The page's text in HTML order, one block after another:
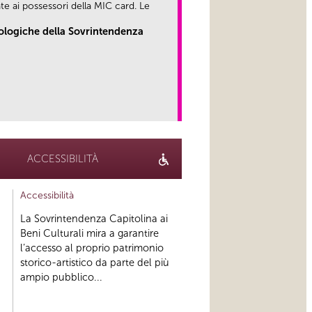
ai possessori della MIC card. Le
della Sovrintendenza
ACCESSIBILITÀ
Accessibilità
La Sovrintendenza Capitolina ai
Beni Culturali mira a garantire
l’accesso al proprio patrimonio
storico-artistico da parte del più
ampio pubblico...